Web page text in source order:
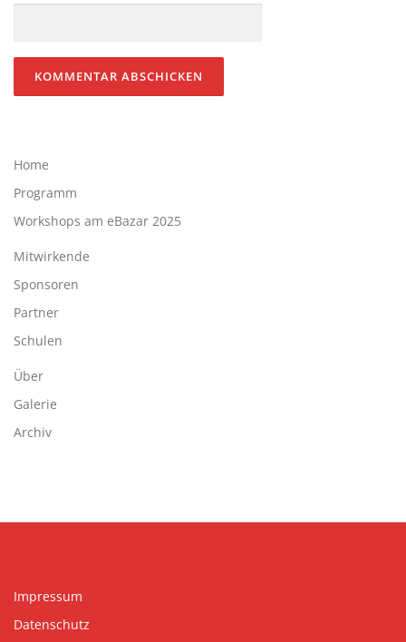
Home
Programm
Workshops am eBazar 2025
Mitwirkende
Sponsoren
Partner
Schulen
Über
Galerie
Archiv
Impressum
Datenschutz